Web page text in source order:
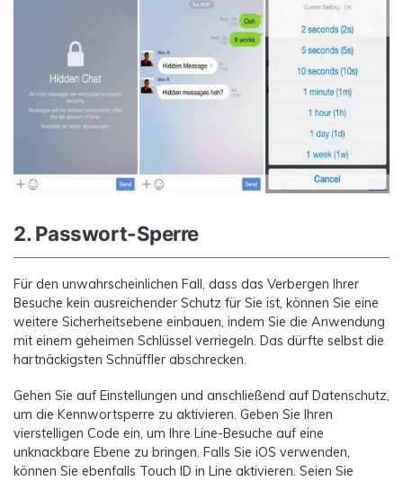
2. Passwort-Sperre
Für den unwahrscheinlichen Fall, dass das Verbergen Ihrer
Besuche kein ausreichender Schutz für Sie ist, können Sie eine
weitere Sicherheitsebene einbauen, indem Sie die Anwendung
mit einem geheimen Schlüssel verriegeln. Das dürfte selbst die
hartnäckigsten Schnüffler abschrecken.
Gehen Sie auf Einstellungen und anschließend auf Datenschutz,
um die Kennwortsperre zu aktivieren. Geben Sie Ihren
vierstelligen Code ein, um Ihre Line-Besuche auf eine
unknackbare Ebene zu bringen. Falls Sie iOS verwenden,
können Sie ebenfalls Touch ID in Line aktivieren. Seien Sie